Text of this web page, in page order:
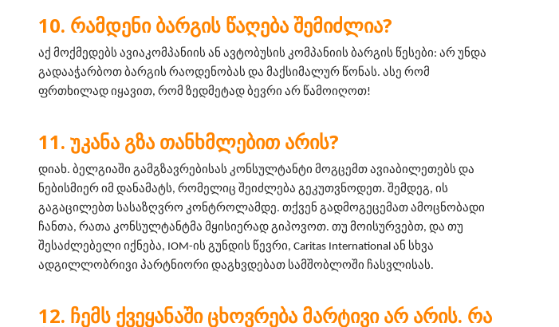
ᲠᲐᲛᲓᲔᲜᲘ ᲑᲐᲠᲒᲘᲡ ᲬᲐᲦᲔᲑᲐ ᲨᲔᲛᲘᲫᲚᲘᲐ?
აქ მოქმედებს ავიაკომპანიის ან ავტობუსის კომპანიის ბარგის წესები: არ უნდა
გადააჭარბოთ ბარგის რაოდენობას და მაქსიმალურ წონას. ასე რომ
ფრთხილად იყავით, რომ ზედმეტად ბევრი არ წამოიღოთ!
ᲣᲙᲐᲜᲐ ᲒᲖᲐ ᲗᲐᲜᲮᲛᲚᲔᲑᲘᲗ ᲐᲠᲘᲡ?
დიახ. ბელგიაში გამგზავრებისას კონსულტანტი მოგცემთ ავიაბილეთებს და
ნებისმიერ იმ დანამატს, რომელიც შეიძლება გეკუთვნოდეთ. შემდეგ, ის
გაგაცილებთ სასაზღვრო კონტროლამდე. თქვენ გადმოგეცემათ ამოცნობადი
ჩანთა, რათა კონსულტანტმა მყისიერად გიპოვოთ. თუ მოისურვებთ, და თუ
შესაძლებელი იქნება, IOM-ის გუნდის წევრი, Caritas International ან სხვა
ადგილლობრივი პარტნიორი დაგხვდებათ სამშობლოში ჩასვლისას.
ᲩᲔᲛᲡ ᲥᲕᲔᲧᲐᲜᲐᲨᲘ ᲪᲮᲝᲕᲠᲔᲑᲐ ᲛᲐᲠᲢᲘᲕᲘ ᲐᲠ ᲐᲠᲘᲡ. ᲠᲐ